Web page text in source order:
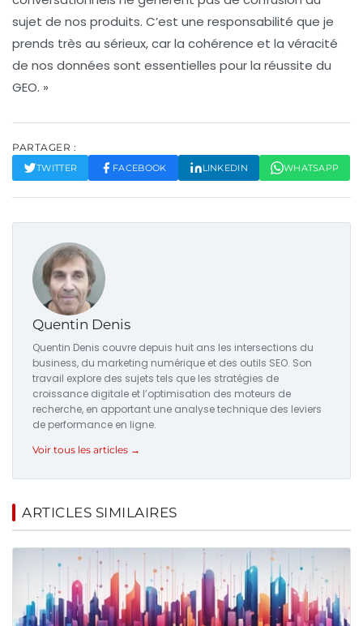
sujet de nos produits. C’est une responsabilité que je
prends très au sérieux, car la cohérence et la véracité
de nos données sont essentielles pour la réussite du
GEO. »
PARTAGER :
TWITTER FACEBOOK LINKEDIN WHATSAPP
Quentin Denis
Quentin Denis couvre depuis huit ans les intersections du
business, du marketing numérique et des outils SEO. Son
travail explore des sujets tels que les stratégies de
croissance digitale et l’optimisation des moteurs de
recherche, en apportant une analyse technique des leviers
de performance en ligne.
Voir tous les articles →
ARTICLES SIMILAIRES